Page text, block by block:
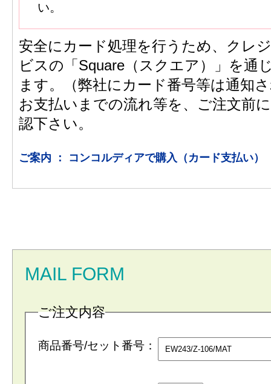
い。
安全にカード処理を行うため、クレ
ビスの「Square（スクエア）」を通
ます。（弊社にカード番号等は通知
お支払いまでの流れ等を、ご注文前
認下さい。
ご案内 ： コンコルディアで購入（カード支払い）
MAIL FORM
ご注文内容
商品番号/セット番号：